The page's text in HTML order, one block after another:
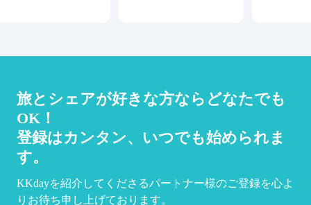
旅とシェアが好きな方ならどなたでも
OK！
登録はカンタン、いつでも始められま
す。
KKdayを紹介してくださるパートナー様のご登録を心よ
りお待ち申し上げております。